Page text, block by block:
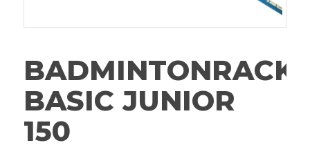
BADMINTONRACK
BASIC JUNIOR
150